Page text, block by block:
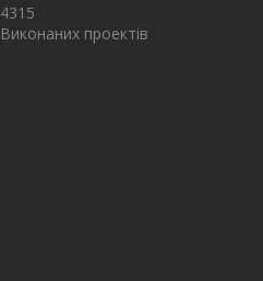
4315
Виконаних проектів